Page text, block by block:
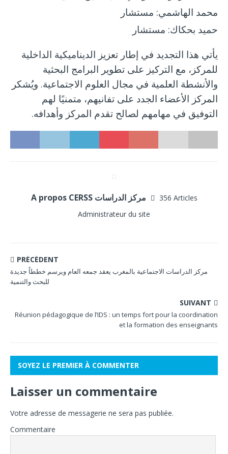
محمد الهاشمي: مستشار
حميد بحكاك: مستشار
يأتي هذا التجديد في إطار تعزيز الديناميكية الداخلية
للمركز، مع التركيز على تطوير البرامج البحثية
والأنشطة العلمية في مجال العلوم الاجتماعية. ويُشكر
المركز الأعضاء الجدد على تفانيهم، متمنيًا لهم
التوفيق في مهامهم لصالح تقدم المركز وأهدافه.
356 Articles
Administrateur du site
PRÉCÉDENT
مركز الدراسات الاجتماعية بالمغرب يعقد جمعه العام ويرسم خططاً جديدة
للبحث والتنمية
SUIVANT
Réunion pédagogique de l’IDS : un temps fort pour la coordination
et la formation des enseignants
SOYEZ LE PREMIER À COMMENTER
Laisser un commentaire
Votre adresse de messagerie ne sera pas publiée.
Commentaire